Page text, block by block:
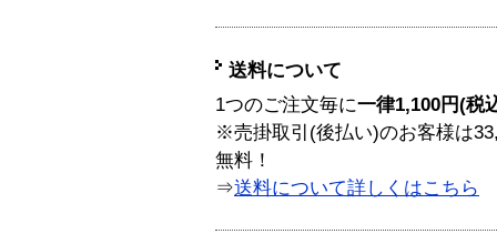
送料について
1つのご注文毎に一律1,100円(税
※売掛取引(後払い)のお客様は
無料！
⇒送料について詳しくはこちら